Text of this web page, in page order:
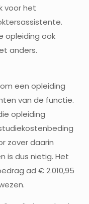
voor het
opleiding ook
anders.
een opleiding
van de functie.
opleiding
zover daarin
is dus nietig. Het
ad € 2.010,95